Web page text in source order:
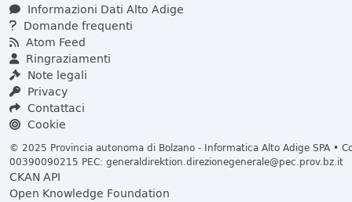
Informazioni Dati Alto Adige
Domande frequenti
Atom Feed
Ringraziamenti
Note legali
Privacy
Contattaci
Cookie
© 2025 Provincia autonoma di Bolzano - Informatica Alto Adige SPA •
00390090215 PEC: generaldirektion.direzionegenerale@pec.prov.bz.it
CKAN API
Open Knowledge Foundation